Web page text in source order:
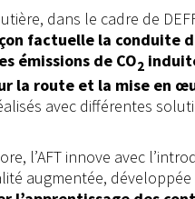
dans le cadre de
factuelle la conduite
émissions de CO2
la route et la mise en
avec différentes
l’AFT innove avec
augmentée,